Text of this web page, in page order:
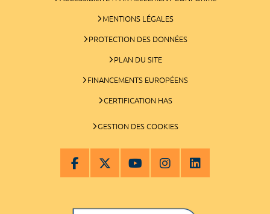
MENTIONS LÉGALES
PROTECTION DES DONNÉES
PLAN DU SITE
FINANCEMENTS EUROPÉENS
CERTIFICATION HAS
GESTION DES COOKIES